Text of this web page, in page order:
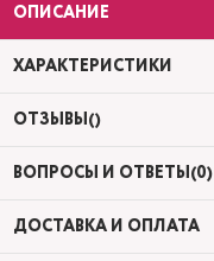
ОПИСАНИЕ
ХАРАКТЕРИСТИКИ
ОТЗЫВЫ()
ВОПРОСЫ И ОТВЕТЫ(0)
ДОСТАВКА И ОПЛАТА